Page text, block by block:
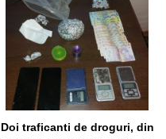
Doi traficanti de droguri, din